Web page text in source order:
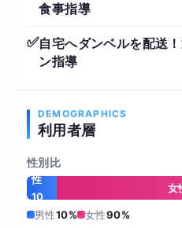
食事指導
✅自宅へダンベルを配送
ン指導
DEMOGRAPHICS
利用者層
性別比
男
性
10
%
女
男性10% 女性90%